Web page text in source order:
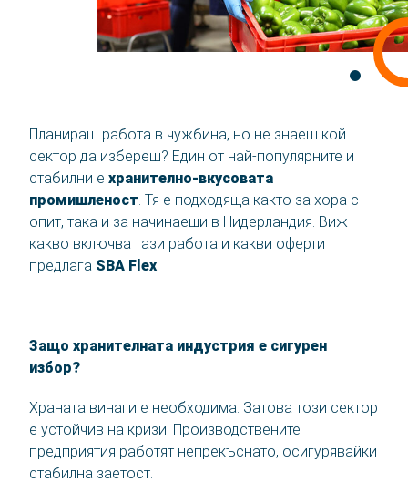
English
Контакт
SBA Flex Recruitment
Boogschutterstraat 5, 5015 BX Tilburg, Нидерландия
T:
+31 (0)13 464 89 50
T:+359 (0) 2 423 21 84 | E:recruitment@sbaflex.bg
Обадете ни се
Изпратете ни имейл съобщение
Планираш работа в чужбина, но не знаеш кой
сектор да избереш? Един от най-популярните и
стабилни е хранително-вкусовата
промишленост . Тя е подходяща както за хора с
опит, така и за начинаещи в Нидерландия. Виж
какво включва тази работа и какви оферти
предлага SBA Flex
Защо хранителната индустрия е сигурен
избор?
Храната винаги е необходима. Затова този сектор
е устойчив на кризи. Производствените
предприятия работят непрекъснато, осигурявайки
стабилна заетост.